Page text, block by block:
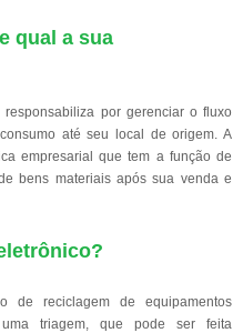
qual a sua
por gerenciar o fluxo
até seu local de origem. A
empresarial que tem a função de
bens materiais após sua venda e
de reciclagem de equipamentos
triagem, que pode ser feita